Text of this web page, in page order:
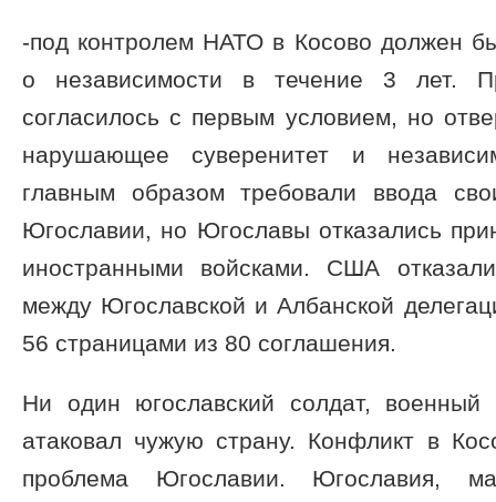
-под контролем НАТО в Косово должен
о независимости в течение 3 лет.
согласилось с первым условием, но
нарушающее суверенитет и
главным образом требовали ввода
Югославии, но Югославы отказались
иностранными войсками. США
между Югославской и Албанской
56 страницами из 80 соглашения.
Ни один югославский солдат,
атаковал чужую страну. Конфликт в
проблема Югославии. Югославия,